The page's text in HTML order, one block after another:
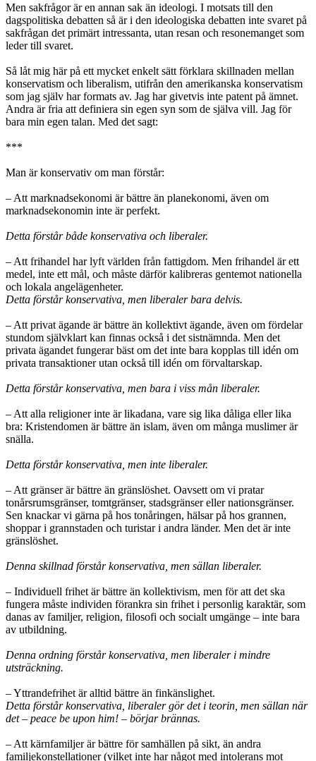
Men sakfrågor är en annan sak än ideologi. I motsats till den
dagspolitiska debatten så är i den ideologiska debatten inte svaret på
sakfrågan det primärt intressanta, utan resan och resonemanget som
leder till svaret.
Så låt mig här på ett mycket enkelt sätt förklara skillnaden mellan
konservatism och liberalism, utifrån den amerikanska konservatism
som jag själv har formats av. Jag har givetvis inte patent på ämnet.
Andra är fria att definiera sin egen syn som de själva vill. Jag för
bara min egen talan. Med det sagt:
***
Man är konservativ om man förstår:
– Att marknadsekonomi är bättre än planekonomi, även om
marknadsekonomin inte är perfekt.
Detta förstår både konservativa och liberaler.
– Att frihandel har lyft världen från fattigdom. Men frihandel är ett
medel, inte ett mål, och måste därför kalibreras gentemot nationella
och lokala angelägenheter.
Detta förstår konservativa, men liberaler bara delvis.
– Att privat ägande är bättre än kollektivt ägande, även om fördelar
stundom självklart kan finnas också i det sistnämnda. Men det
privata ägandet fungerar bäst om det inte bara kopplas till idén om
privata transaktioner utan också till idén om förvaltarskap.
Detta förstår konservativa, men bara i viss mån liberaler.
– Att alla religioner inte är likadana, vare sig lika dåliga eller lika
bra: Kristendomen är bättre än islam, även om många muslimer är
snälla.
Detta förstår konservativa, men inte liberaler.
– Att gränser är bättre än gränslöshet. Oavsett om vi pratar
tonårsrumsgränser, tomtgränser, stadsgränser eller nationsgränser.
Sen knackar vi gärna på hos tonåringen, hälsar på hos grannen,
shoppar i grannstaden och turistar i andra länder. Men det är inte
gränslöshet.
Denna skillnad förstår konservativa, men sällan liberaler.
– Individuell frihet är bättre än kollektivism, men för att det ska
fungera måste individen förankra sin frihet i personlig karaktär, som
danas av familjer, religion, filosofi och socialt umgänge – inte bara
av utbildning.
Denna ordning förstår konservativa, men liberaler i mindre
utsträckning.
– Yttrandefrihet är alltid bättre än finkänslighet.
Detta förstår konservativa, liberaler gör det i teorin, men sällan när
det – peace be upon him! – börjar brännas.
– Att kärnfamiljer är bättre för samhällen på sikt, än andra
familjekonstellationer (vilket inte har något med intolerans mot